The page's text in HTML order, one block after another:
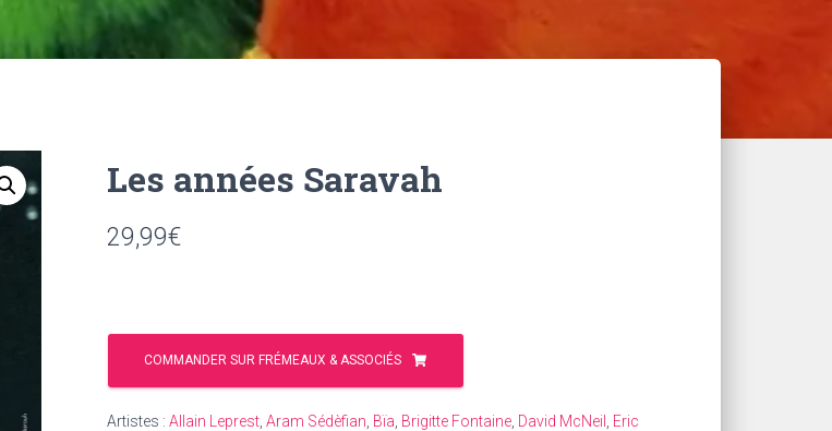
Les années Saravah
29,99€
COMMANDER SUR FRÉMEAUX & ASSOCIÉS
Artistes : Allain Leprest Aram Sédèfian Bïa Brigitte Fontaine David McNeil
Eric